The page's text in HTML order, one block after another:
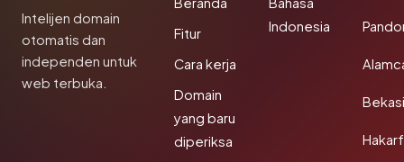
Intelijen domain
otomatis dan
independen untuk
web terbuka.
Fitur
Cara kerja
Domain
yang baru
diperiksa
Indonesia